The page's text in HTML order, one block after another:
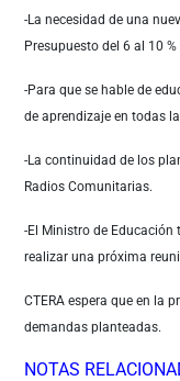
-La necesidad de una
Presupuesto del 6 al 10 %
-Para que se hable de
de aprendizaje en todas
-La continuidad de los
Radios Comunitarias.
-El Ministro de
realizar una próxima
CTERA espera que en la
demandas planteadas.
NOTAS